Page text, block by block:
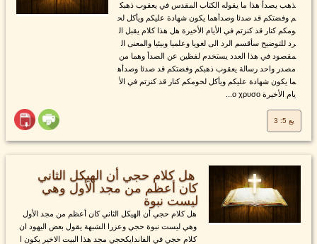
ذهب يصدأ هذا ما يقوله الكتاب المقدس في يعقوب ذهبك
م وفضتكم قد صدئا وصدأهما يكون شهادة عليكم ويأكل لح
ومكم كنار قد كنزتم في الأيام الأخيرة هل هذا كلام يقبل ال
رد للتوضيح سأقسم الرد الى لغويا وعلميا وبيئيا والمعنى ال
مقصود في هذا العدد يستخدم لفظين عن الصدأ وهما من
مصدر واحد رسالة يعقوب ذهبكم وفضتكم قد صدئا وصدأه
ما يكون شهادة عليكم ويأكل لحومكم كنار قد كنزتم في الأ
يام الأخيرة ο χρυσο...
يع 5: 3
هل كلام حجي أن الهيكل الثاني
كان أعظم من مجد الأول وهي
ليست نبوة
هل كلام حجي أن الهيكل الثاني كان أعظم من مجد الأول
وهي ليست نبوة حجي وعزرا الشبهة يقول بعض اليهود ان
كلام حجي في الفاندايكحجي مجد هذا البيت الاخير يكون ا